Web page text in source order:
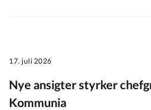
17. juli 2026
Nye ansigter styrker
Kommunia